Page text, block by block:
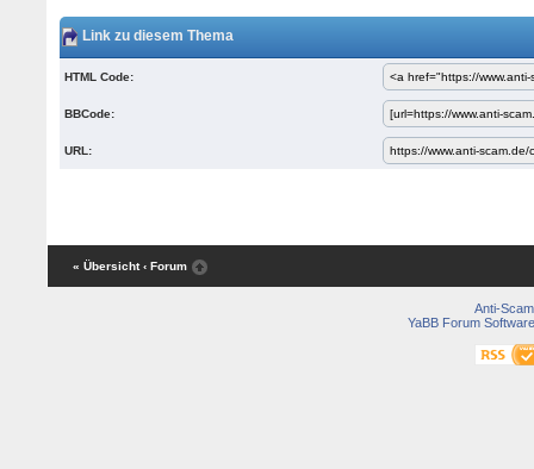
Link zu diesem Thema
HTML Code:
BBCode:
URL:
« Übersicht ‹ Forum
Anti-Scam
YaBB Forum Software